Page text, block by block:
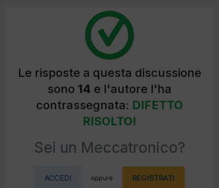
Le risposte a questa discussione
sono 14 e l'autore l'ha
contrassegnata: DIFETTO
RISOLTO!
Sei un Meccatronico?
ACCEDI oppure REGISTRATI